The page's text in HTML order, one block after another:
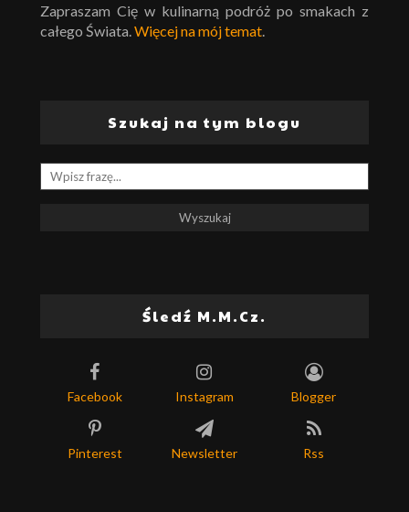
Zapraszam Cię w kulinarną podróż po smakach z
całego Świata. Więcej na mój temat
Szukaj na tym blogu
Śledź M.M.Cz.
Facebook Instagram Blogger
Pinterest Newsletter Rss